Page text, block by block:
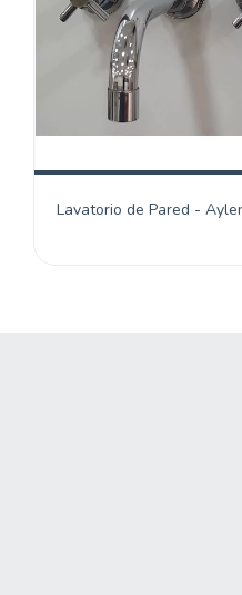
Lavatorio de Pared -